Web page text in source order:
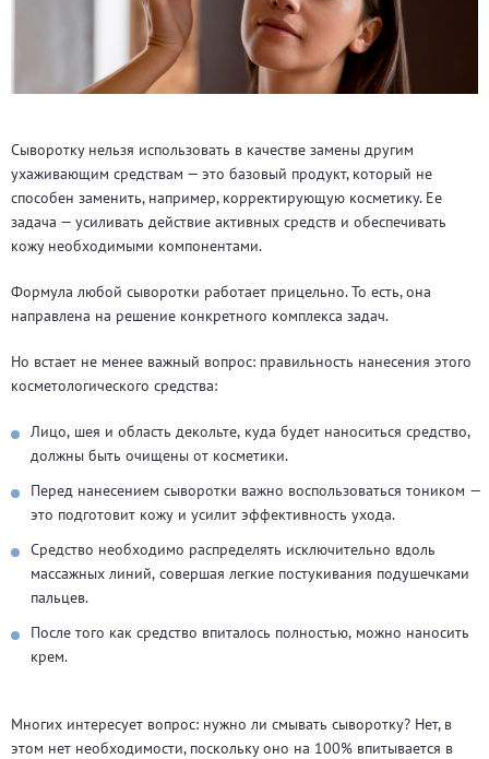
Сыворотку нельзя использовать в качестве замены другим
ухаживающим средствам — это базовый продукт, который не
способен заменить, например, корректирующую косметику. Ее
задача — усиливать действие активных средств и обеспечивать
кожу необходимыми компонентами.
Формула любой сыворотки работает прицельно. То есть, она
направлена на решение конкретного комплекса задач.
Но встает не менее важный вопрос: правильность нанесения этого
косметологического средства:
Лицо, шея и область декольте, куда будет наноситься средство,
должны быть очищены от косметики.
Перед нанесением сыворотки важно воспользоваться тоником —
это подготовит кожу и усилит эффективность ухода.
Средство необходимо распределять исключительно вдоль
массажных линий, совершая легкие постукивания подушечками
пальцев.
После того как средство впиталось полностью, можно наносить
крем.
Многих интересует вопрос: нужно ли смывать сыворотку? Нет, в
этом нет необходимости, поскольку оно на 100% впитывается в